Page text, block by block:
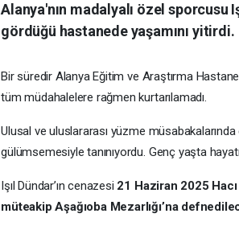
Alanya'nın madalyalı özel sporcusu
gördüğü hastanede yaşamını yitirdi.
Bir süredir Alanya Eğitim ve Araştırma
tüm müdahalelere rağmen kurtarılamadı.
Ulusal ve uluslararası yüzme
gülümsemesiyle tanınıyordu. Genç yaşta
Işıl Dündar’ın cenazesi 21 Haziran 2025
müteakip Aşağıoba Mezarlığı’na